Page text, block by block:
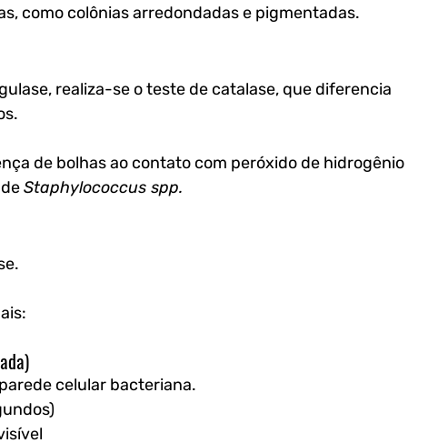
como colônias arredondadas e pigmentadas.
realiza-se o teste de catalase, que diferencia
de bolhas ao contato com peróxido de hidrogênio
Staphylococcus spp.
celular bacteriana.